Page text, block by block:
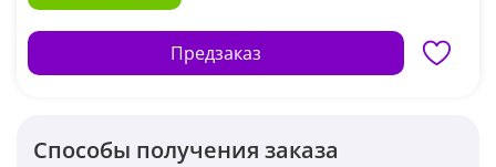
Предзаказ
Способы получения заказа